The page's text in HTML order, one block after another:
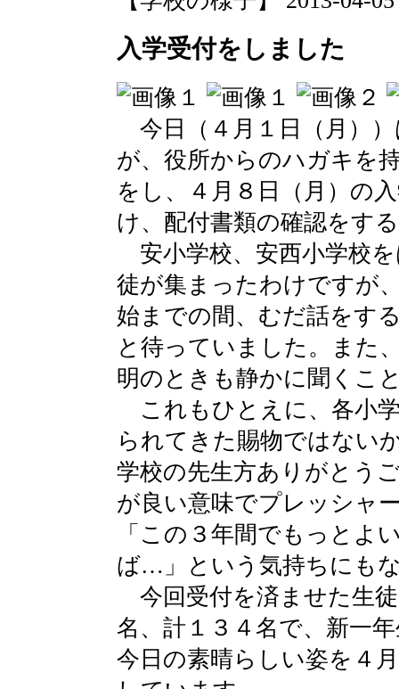
入学受付をしました
今日（４月１日（月）
が、役所からのハガキを
をし、４月８日（月）の
け、配付書類の確認をす
安小学校、安西小学校
徒が集まったわけですが
始までの間、むだ話をす
と待っていました。また
明のときも静かに聞くこ
これもひとえに、各小
られてきた賜物ではない
学校の先生方ありがとう
が良い意味でプレッシャ
「この３年間でもっとよ
ば…」という気持ちにも
今回受付を済ませた生
名、計１３４名で、新一
今日の素晴らしい姿を４